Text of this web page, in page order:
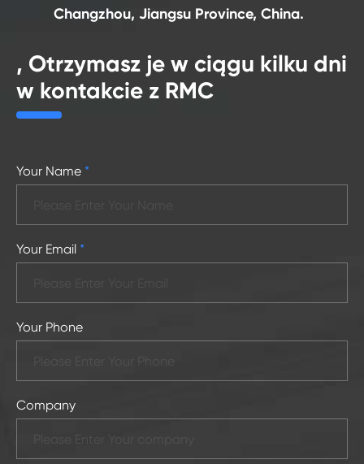
Changzhou, Jiangsu Province, China.
, Otrzymasz je w ciągu kilku dni
w kontakcie z RMC
Your Name *
Your Email *
Your Phone
Company